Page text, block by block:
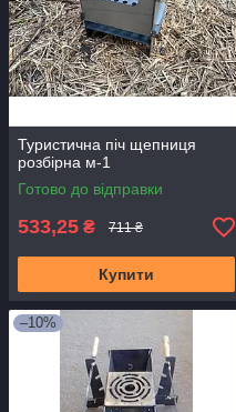
Туристична піч щепниця
розбірна м-1
Готово до відправки
533,25 ₴ 711 ₴
Купити
–10%